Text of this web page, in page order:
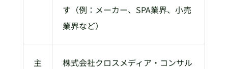
す（例：メーカー、SPA業界、小売
業界など）
主
株式会社クロスメディア・コンサル